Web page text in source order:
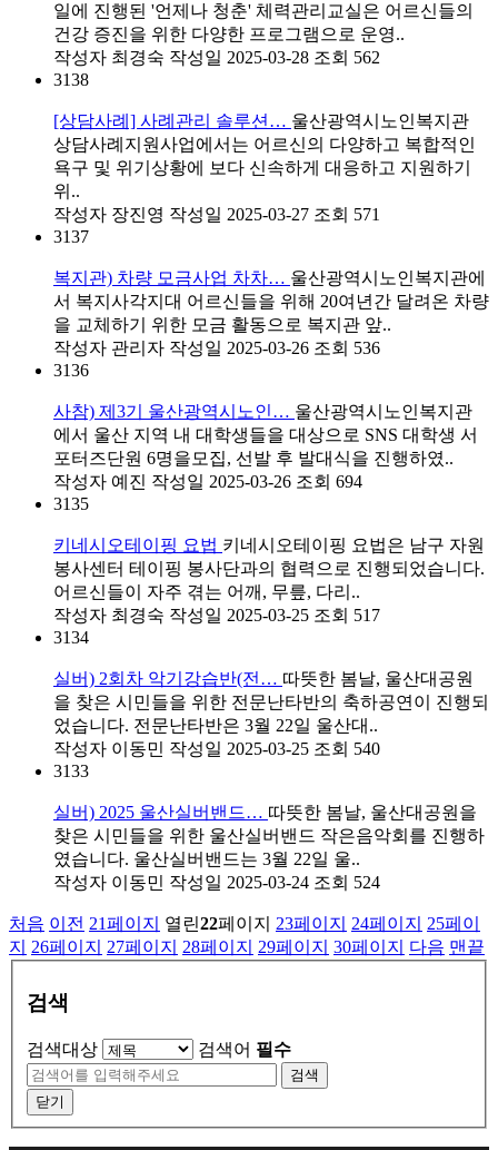
일에 진행된 '언제나 청춘' 체력관리교실은 어르신들의
건강 증진을 위한 다양한 프로그램으로 운영..
작성자 최경숙 작성일 2025-03-28 조회 562
3138
[상담사례] 사례관리 솔루션… 울산광역시노인복지관
상담사례지원사업에서는 어르신의 다양하고 복합적인
욕구 및 위기상황에 보다 신속하게 대응하고 지원하기
위..
작성자 장진영 작성일 2025-03-27 조회 571
3137
복지관) 차량 모금사업 차차… 울산광역시노인복지관에
서 복지사각지대 어르신들을 위해 20여년간 달려온 차량
을 교체하기 위한 모금 활동으로 복지관 앞..
작성자 관리자 작성일 2025-03-26 조회 536
3136
사참) 제3기 울산광역시노인… 울산광역시노인복지관
에서 울산 지역 내 대학생들을 대상으로 SNS 대학생 서
포터즈단원 6명을모집, 선발 후 발대식을 진행하였..
작성자 예진 작성일 2025-03-26 조회 694
3135
키네시오테이핑 요법 키네시오테이핑 요법은 남구 자원
봉사센터 테이핑 봉사단과의 협력으로 진행되었습니다.
어르신들이 자주 겪는 어깨, 무릎, 다리..
작성자 최경숙 작성일 2025-03-25 조회 517
3134
실버) 2회차 악기강습반(전… 따뜻한 봄날, 울산대공원
을 찾은 시민들을 위한 전문난타반의 축하공연이 진행되
었습니다. 전문난타반은 3월 22일 울산대..
작성자 이동민 작성일 2025-03-25 조회 540
3133
실버) 2025 울산실버밴드… 따뜻한 봄날, 울산대공원을
찾은 시민들을 위한 울산실버밴드 작은음악회를 진행하
였습니다. 울산실버밴드는 3월 22일 울..
작성자 이동민 작성일 2025-03-24 조회 524
처음 이전 21페이지 열린22페이지 23페이지 24페이지 25페이
지
26페이지 27페이지 28페이지 29페이지 30페이지 다음 맨끝
검색
검색대상 검색어 필수
검색
닫기